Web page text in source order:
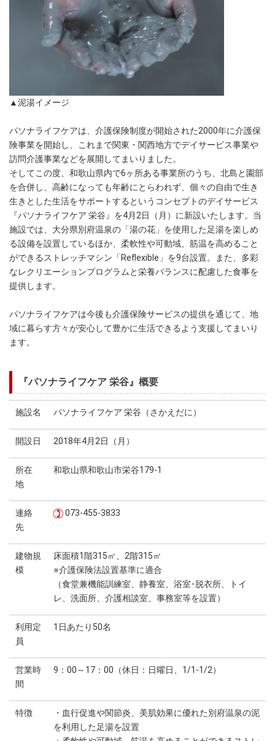
▲泥湯イメージ
パソナライフケアは、介護保険制度が開始された2000年に介護保
険事業を開始し、これまで関東・関西地方でデイサービス事業や
訪問介護事業などを展開してまいりました。
そしてこの度、和歌山県内で6ヶ所ある事業所のうち、北島と園部
を合併し、高齢になっても年齢にとらわれず、個々の自由で生き
生きとした生活をサポートするというコンセプトのデイサービス
『パソナライフケア 栄谷』を4月2日（月）に新設いたします。当
施設では、大分県別府温泉の「湯の花」を使用した足湯を楽しめ
る設備を設置しているほか、柔軟性や可動域、筋温を高めること
ができるストレッチマシン「Reflexible」を9台設置。また、多彩
なレクリエーションプログラムと栄養バランスに配慮した食事を
提供します。
パソナライフケアは今後も介護保険サービスの提供を通じて、地
域に暮らす方々が安心して豊かに生活できるよう支援してまいり
ます。
『パソナライフケア 栄谷』概要
施設名 パソナライフケア 栄谷（さかえだに）
開設日 2018年4月2日（月）
所在
地
和歌山県和歌山市栄谷179-1
連絡
先
073-455-3833
建物規
模
床面積1階315㎡、2階315㎡
※介護保険法設置基準に適合
（食堂兼機能訓練室、静養室、浴室･脱衣所、トイ
レ、洗面所、介護相談室、事務室等を設置）
利用定
員
1日あたり50名
営業時
間
9：00～17：00（休日：日曜日、1/1-1/2）
特徴
・血行促進や関節炎、美肌効果に優れた別府温泉の泥
を利用した足湯を設置